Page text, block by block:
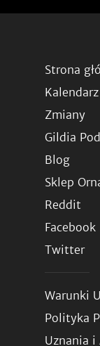
Strona
Zmiany
Gildia
Blog
Sklep
Reddit
Facebook
Twitter
Warunki
Polityka
Uznania i